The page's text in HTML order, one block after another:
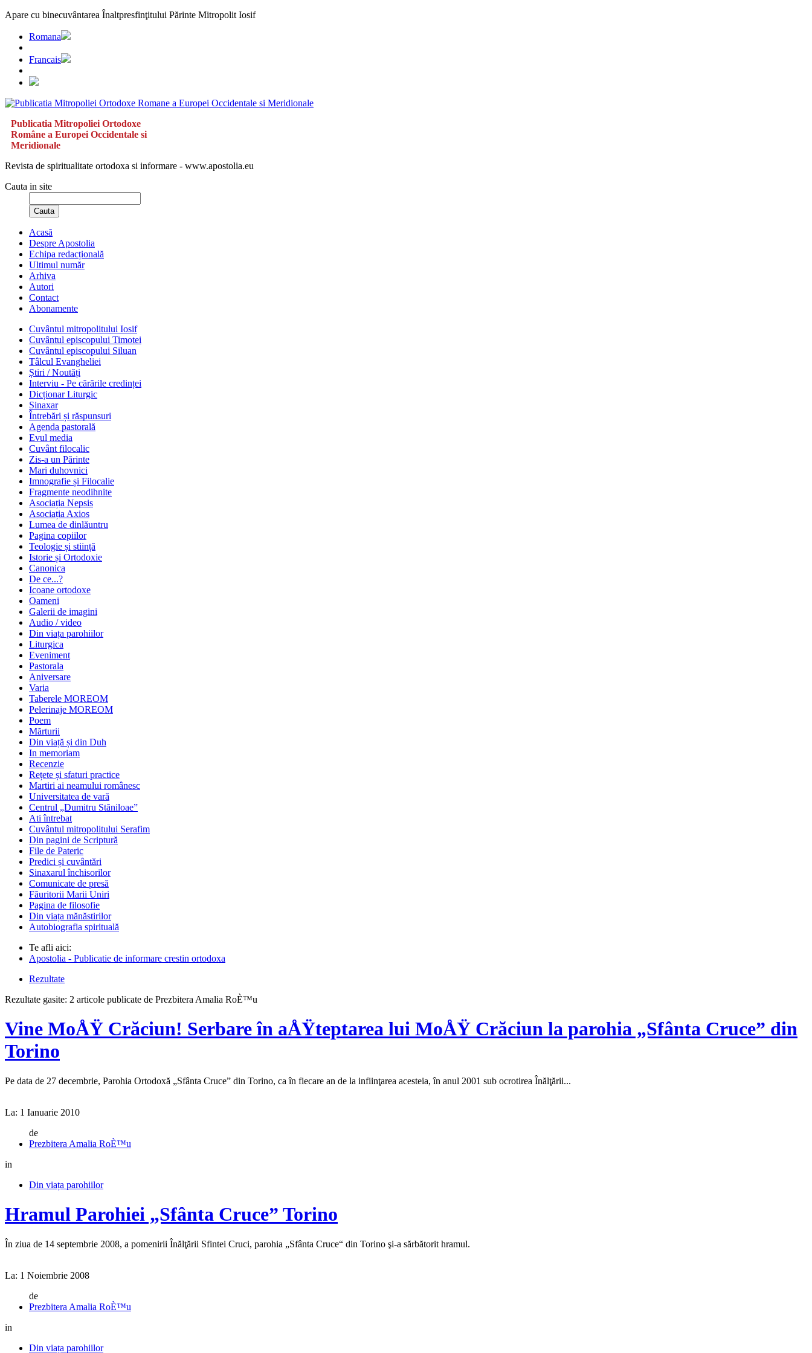
Apare cu binecuvântarea Înaltpresfinţitului Părinte Mitropolit Iosif
Romana
Francais
Publicatia Mitropoliei Ortodoxe
Române a Europei Occidentale si
Meridionale
Revista de spiritualitate ortodoxa si informare - www.apostolia.eu
Cauta in site
Cauta
Acasă
Despre Apostolia
Echipa redacțională
Ultimul număr
Arhiva
Autori
Contact
Abonamente
Cuvântul mitropolitului Iosif
Cuvântul episcopului Timotei
Cuvântul episcopului Siluan
Tâlcul Evangheliei
Știri / Noutăți
Interviu - Pe cărările credinței
Dicționar Liturgic
Sinaxar
Întrebări și răspunsuri
Agenda pastorală
Evul media
Cuvânt filocalic
Zis-a un Părinte
Mari duhovnici
Imnografie și Filocalie
Fragmente neodihnite
Asociația Nepsis
Asociația Axios
Lumea de dinlăuntru
Pagina copiilor
Teologie și stiință
Istorie și Ortodoxie
Canonica
De ce...?
Icoane ortodoxe
Oameni
Galerii de imagini
Audio / video
Din viața parohiilor
Liturgica
Eveniment
Pastorala
Aniversare
Varia
Taberele MOREOM
Pelerinaje MOREOM
Poem
Mărturii
Din viață și din Duh
In memoriam
Recenzie
Rețete și sfaturi practice
Martiri ai neamului românesc
Universitatea de vară
Centrul „Dumitru Stăniloae”
Ati întrebat
Cuvântul mitropolitului Serafim
Din pagini de Scriptură
File de Pateric
Predici și cuvântări
Sinaxarul închisorilor
Comunicate de presă
Făuritorii Marii Uniri
Pagina de filosofie
Din viața mănăstirilor
Autobiografia spirituală
Te afli aici:
Apostolia - Publicatie de informare crestin ortodoxa
Rezultate
Rezultate gasite: 2 articole publicate de Prezbitera Amalia RoÈ™u
Vine MoÅŸ Crăciun! Serbare în aÅŸteptarea lui MoÅŸ Crăciun la parohia „Sfânta Cruce” din
Torino
Pe data de 27 decembrie, Parohia Ortodoxă „Sfânta Cruce” din Torino, ca în fiecare an de la infiinţarea acesteia, în anul 2001 sub ocrotirea Înălţării...
La: 1 Ianuarie 2010
de
Prezbitera Amalia RoÈ™u
in
Din viața parohiilor
Hramul Parohiei „Sfânta Cruce” Torino
În ziua de 14 septembrie 2008, a pomenirii Înălţării Sfintei Cruci, parohia „Sfânta Cruce“ din Torino şi-a sărbătorit hramul.
La: 1 Noiembrie 2008
de
Prezbitera Amalia RoÈ™u
in
Din viața parohiilor